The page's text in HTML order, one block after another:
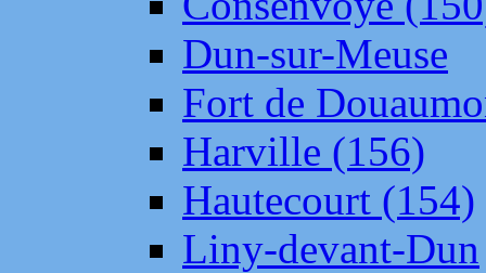
Dun-sur-Meuse
Fort de
Harville (156)
Hautecourt (154)
Liny-devant-Dun